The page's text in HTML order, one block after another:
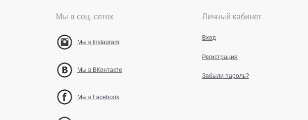
Мы в соц. сетях
Мы в Instagram
Мы в ВКонтакте
Мы в Facebook
Личный кабинет
Вход
Регистрация
Забыли пароль?